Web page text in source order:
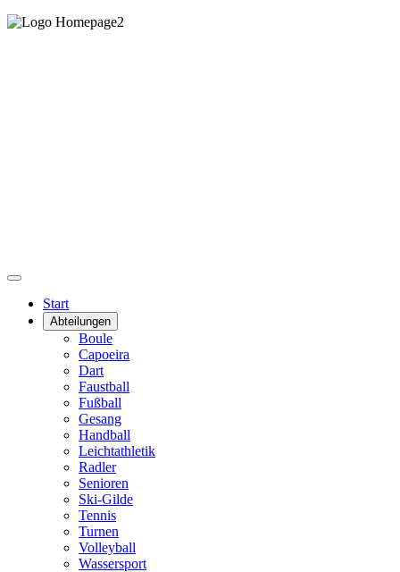
Start
Abteilungen
Boule
Capoeira
Dart
Faustball
Fußball
Gesang
Handball
Leichtathletik
Radler
Senioren
Ski-Gilde
Tennis
Turnen
Volleyball
Wassersport